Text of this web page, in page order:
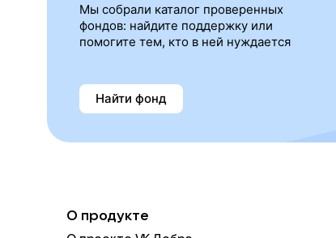
Мы собрали каталог проверенных
фондов: найдите поддержку или
помогите тем, кто в ней нуждается
Найти фонд
О продукте